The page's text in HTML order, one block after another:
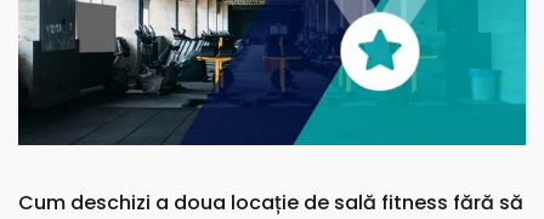
Cum deschizi a doua locație de sală fitness fără să